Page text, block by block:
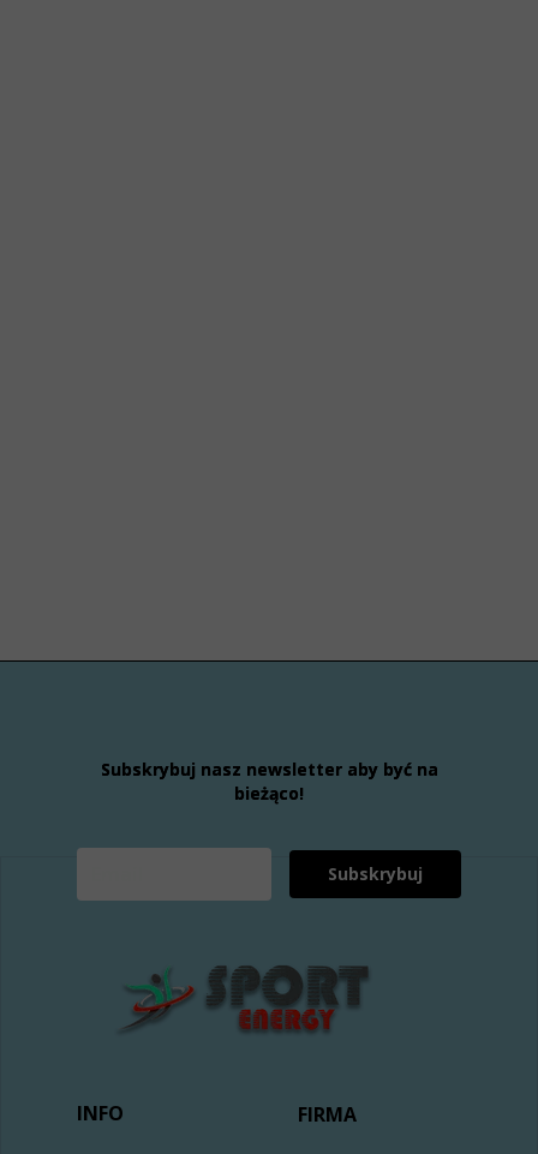
FIRMA
Subskrybuj nasz newsletter aby być na
bieżąco!
Subskrybuj
INFO